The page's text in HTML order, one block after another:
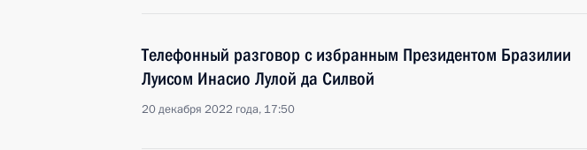
Телефонный разговор с избранным Президентом Бразилии
Луисом Инасио Лулой да Силвой
20 декабря 2022 года, 17:50